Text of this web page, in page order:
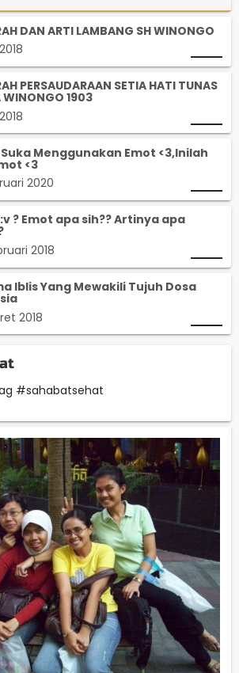
DAN ARTI LAMBANG SH WINONGO
PERSAUDARAAN SETIA HATI TUNAS
WINONGO 1903
Suka Menggunakan Emot <3,Inilah
<3
2020
? Emot apa sih?? Artinya apa
2018
Iblis Yang Mewakili Tujuh Dosa
2018
#sahabatsehat